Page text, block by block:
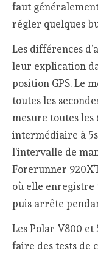
faut
régler quelques
Les différences
leur explication
position GPS. Le
toutes les
mesure toutes les
intermédiaire à
l’intervalle de
Forerunner
où elle enregistre
puis arrête
Les Polar V800
faire des tests de